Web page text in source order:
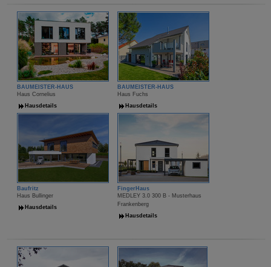
BAUMEISTER-HAUS
Haus Cornelius
Hausdetails
BAUMEISTER-HAUS
Haus Fuchs
Hausdetails
Baufritz
Haus Bullinger
Hausdetails
FingerHaus
MEDLEY 3.0 300 B - Musterhaus
Frankenberg
Hausdetails